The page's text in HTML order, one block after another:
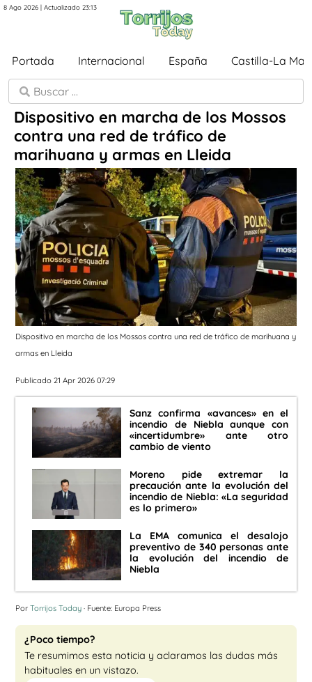
8 Ago 2026 | Actualizado 23:13
Portada Internacional España Castilla-La
Dispositivo en marcha de los Mossos
contra una red de tráfico de
marihuana y armas en Lleida
Dispositivo en marcha de los Mossos contra una red de tráfico de marihuana y
armas en Lleida
Publicado 21 Apr 2026 07:29
Sanz confirma «avances» en el
incendio de Niebla aunque con
«incertidumbre» ante otro
cambio de viento
Moreno pide extremar la
precaución ante la evolución del
incendio de Niebla: «La seguridad
es lo primero»
La EMA comunica el desalojo
preventivo de 340 personas ante
la evolución del incendio de
Niebla
Por Torrijos Today · Fuente: Europa Press
¿Poco tiempo?
Te resumimos esta noticia y aclaramos las dudas más
habituales en un vistazo.